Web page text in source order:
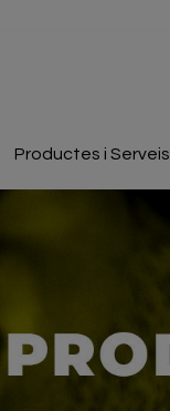
Productes i Serveis